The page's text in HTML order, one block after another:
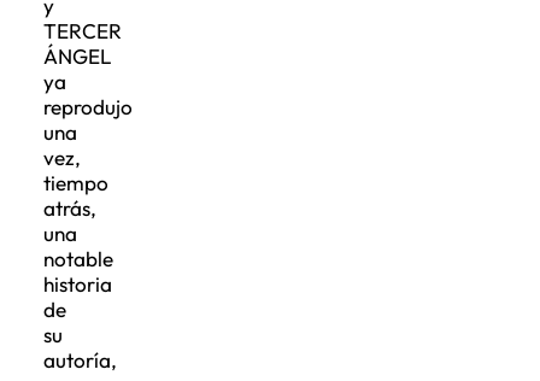
TERCER
ÁNGEL
ya
reprodujo
una
vez,
tiempo
atrás,
una
notable
historia
de
su
autoría,